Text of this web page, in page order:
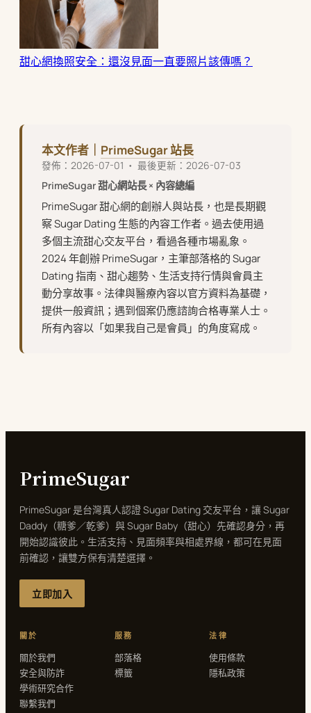
甜心網換照安全：還沒見面一直要照片該傳嗎？
本文作者｜ PrimeSugar 站長
發佈：2026-07-01 ・ 最後更新：2026-07-03
PrimeSugar 甜心網站長 × 內容總編
PrimeSugar 甜心網的創辦人與站長，也是長期觀
察 Sugar Dating 生態的內容工作者。過去使用過
多個主流甜心交友平台，看過各種市場亂象。
2024 年創辦 PrimeSugar，主筆部落格的 Sugar
Dating 指南、甜心趨勢、生活支持行情與會員主
動分享故事。法律與醫療內容以官方資料為基礎，
提供一般資訊；遇到個案仍應諮詢合格專業人士。
所有內容以「如果我自己是會員」的角度寫成。
PrimeSugar
PrimeSugar 是台灣真人認證 Sugar Dating 交友平台，讓 Sugar
Daddy（糖爹／乾爹）與 Sugar Baby（甜心）先確認身分，再
開始認識彼此。生活支持、見面頻率與相處界線，都可在見面
前確認，讓雙方保有清楚選擇。
立即加入
關於
關於我們
安全與防詐
學術研究合作
聯繫我們
服務
部落格
標籤
法律
使用條款
隱私政策